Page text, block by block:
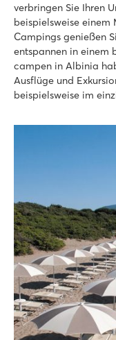
3 große
Strand in Gehweite
Besuchen Sie das
hu Norcenni Girasole
hu Norcenni Girasole
Italien - Mittel- und
★ ★ ★
hu Montescudaio village
hu Montescudaio village
Italien - Mittel- und
★ ★ ★
Neues
Mobilheime in
Besuchen Sie die
verbringen Sie Ihren
beispielsweise einem
Campings genießen
entspannen in einem
campen in Albinia
Ausflüge und
beispielsweise im